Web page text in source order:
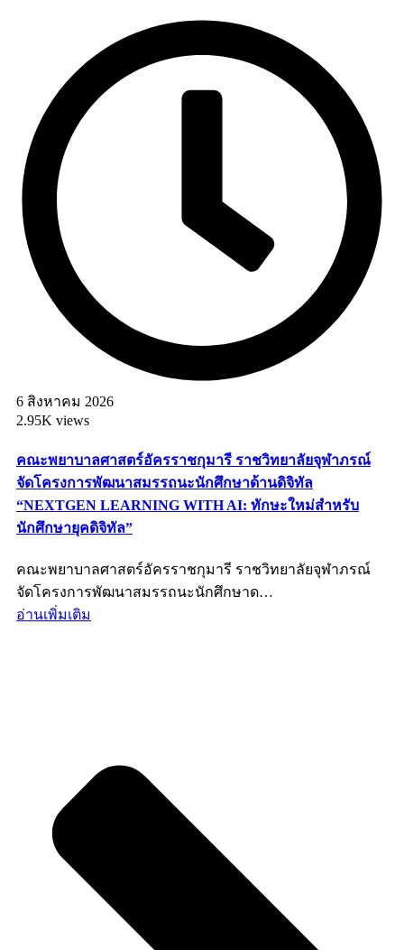
6 สิงหาคม 2026
2.95K views
คณะพยาบาลศาสตร์อัครราชกุมารี ราชวิทยาลัยจุฬาภรณ์
จัดโครงการพัฒนาสมรรถนะนักศึกษาด้านดิจิทัล
“NEXTGEN LEARNING WITH AI: ทักษะใหม่สำหรับ
นักศึกษายุคดิจิทัล”
คณะพยาบาลศาสตร์อัครราชกุมารี ราชวิทยาลัยจุฬาภรณ์
จัดโครงการพัฒนาสมรรถนะนักศึกษาด…
อ่านเพิ่มเติม